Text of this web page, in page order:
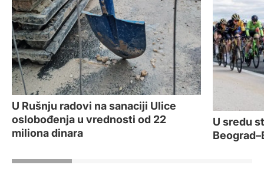
U Rušnju radovi na sanaciji Ulice
oslobođenja u vrednosti od 22
miliona dinara
U sredu